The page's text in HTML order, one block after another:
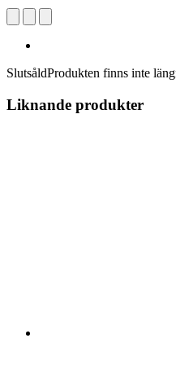
SlutsåldProdukten finns inte
Liknande produkter